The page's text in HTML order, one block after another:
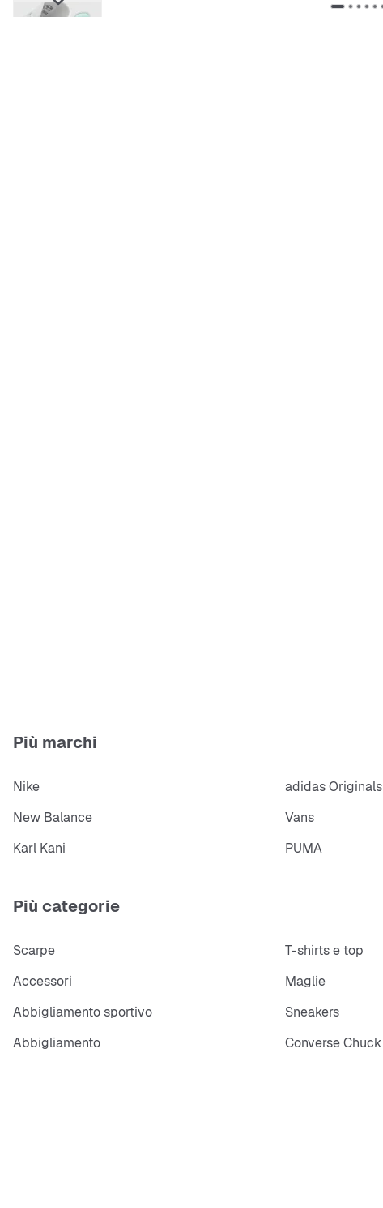
Più marchi
Nike adidas Originals
New Balance
Vans
Karl Kani
PUMA
Più categorie
Scarpe T-shirts e top
Accessori
Maglie
Abbigliamento sportivo
Sneakers
Abbigliamento
Converse